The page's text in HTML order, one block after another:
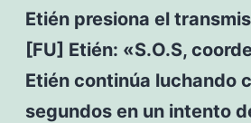
Etién presiona el
[FU] Etién: «S.O.S,
Etién continúa luchando
segundos en un intento